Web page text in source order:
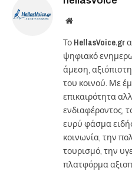
Website
Το HellasVoice.gr
ψηφιακό
άμεση,
του κοινού. Με
επικαιρότητα
ενδιαφέροντος,
ευρύ φάσμα
κοινωνία, την
τουρισμό, την
πλατφόρμα